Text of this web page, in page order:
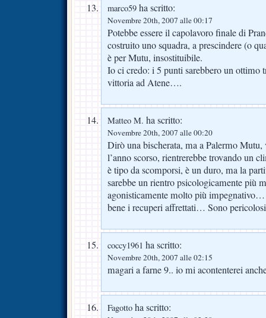
marco59 ha scritto:
Novembre 20th, 2007 alle 00:17
Potebbe essere il capolavoro finale di
costruito uno squadra, a prescindere (o
è per Mutu, insostituibile.
Io ci credo: i 5 punti sarebbero un ottimo
vittoria ad Atene….
Matteo M. ha scritto:
Novembre 20th, 2007 alle 00:20
Dirò una bischerata, ma a Palermo Mutu,
l’anno scorso, rientrerebbe trovando un
è tipo da scomporsi, è un duro, ma la
sarebbe un rientro psicologicamente più
agonisticamente molto più
bene i recuperi affrettati… Sono
coccy1961 ha scritto:
Novembre 20th, 2007 alle 02:15
magari a farne 9.. io mi acontenterei
Fagotto ha scritto: